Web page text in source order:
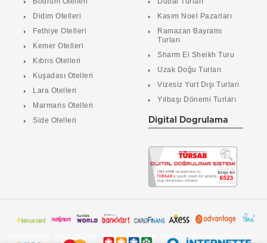
Didim Otelleri
Fethiye Otelleri
Kemer Otelleri
Kıbrıs Otelleri
Kuşadası Otelleri
Lara Otelleri
Marmaris Otelleri
Side Otelleri
Kasım Noel Pazarları
Ramazan Bayramı
Turları
Sharm El Sheikh Turu
Uzak Doğu Turları
Vizesiz Yurt Dışı Turları
Yılbaşı Dönemi Turları
Digital Dogrulama